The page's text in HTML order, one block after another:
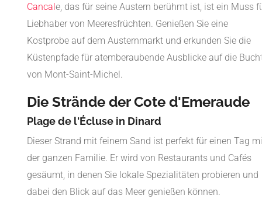
Cancale, das für seine Austern berühmt ist, ist ein Muss
Liebhaber von Meeresfrüchten. Genießen Sie eine
Kostprobe auf dem Austernmarkt und erkunden Sie die
Küstenpfade für atemberaubende Ausblicke auf die
von Mont-Saint-Michel.
Die Strände der Cote d'Emeraude
Plage de l'Écluse in Dinard
Dieser Strand mit feinem Sand ist perfekt für einen Tag
der ganzen Familie. Er wird von Restaurants und Cafés
gesäumt, in denen Sie lokale Spezialitäten probieren und
dabei den Blick auf das Meer genießen können.